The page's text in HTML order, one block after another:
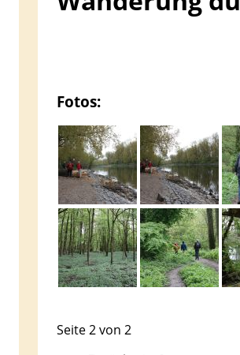
Fotos:
Seite 2 von 2